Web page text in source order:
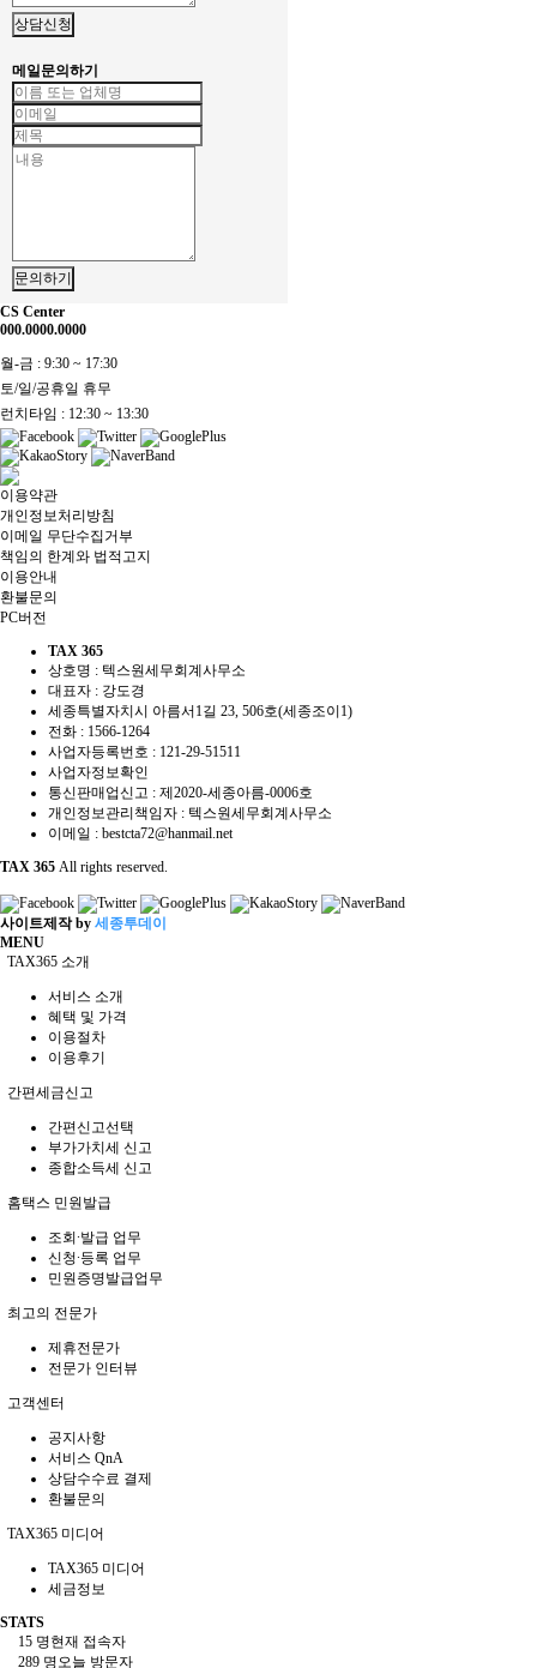
상담신청
메일문의하기
문의하기
CS Center
000.0000.0000
월-금 : 9:30 ~ 17:30
토/일/공휴일 휴무
런치타임 : 12:30 ~ 13:30
이용약관
개인정보처리방침
이메일 무단수집거부
책임의 한계와 법적고지
이용안내
환불문의
PC버전
TAX 365
상호명 : 텍스원세무회계사무소
대표자 : 강도경
세종특별자치시 아름서1길 23, 506호(세종조이1)
전화 : 1566-1264
사업자등록번호 : 121-29-51511
사업자정보확인
통신판매업신고 : 제2020-세종아름-0006호
개인정보관리책임자 : 텍스원세무회계사무소
이메일 : bestcta72@hanmail.net
TAX 365 All rights reserved.
사이트제작 by 세종투데이
MENU
TAX365 소개
서비스 소개
혜택 및 가격
이용절차
이용후기
간편세금신고
간편신고선택
부가가치세 신고
종합소득세 신고
홈택스 민원발급
조회∙발급 업무
신청∙등록 업무
민원증명발급업무
최고의 전문가
제휴전문가
전문가 인터뷰
고객센터
공지사항
서비스 QnA
상담수수료 결제
환불문의
TAX365 미디어
TAX365 미디어
세금정보
STATS
15 명현재 접속자
289 명오늘 방문자